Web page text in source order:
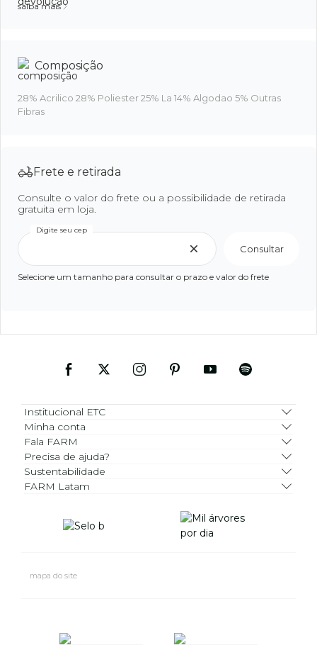
saiba mais
Composição
28% Acrilico 28% Poliester 25% La 14% Algodao 5% Outras
Fibras
Frete e retirada
Consulte o valor do frete ou a possibilidade de retirada
gratuita em loja.
Digite seu cep
Consultar
Selecione um tamanho para consultar o prazo e valor do frete
Institucional ETC
Minha conta
Fala FARM
Precisa de ajuda?
Sustentabilidade
FARM Latam
mapa do site